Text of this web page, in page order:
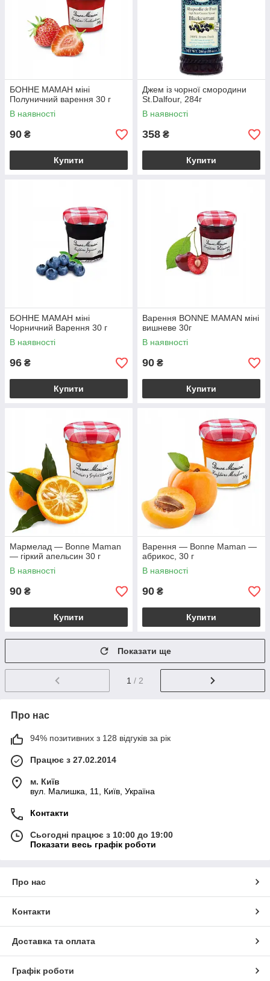
БОННЕ МАМАН міні
Полуничний варення 30 г
В наявності
90 ₴
Купити
Джем із чорної смородини
St.Dalfour, 284г
В наявності
358 ₴
Купити
БОННЕ МАМАН міні
Чорничний Варення 30 г
В наявності
96 ₴
Купити
Варення BONNE MAMAN міні
вишневе 30г
В наявності
90 ₴
Купити
Мармелад — Bonne Maman
— гіркий апельсин 30 г
В наявності
90 ₴
Купити
Варення — Bonne Maman —
абрикос, 30 г
В наявності
90 ₴
Купити
Показати ще
1 / 2
Про нас
94% позитивних з 128 відгуків за рік
Працює з 27.02.2014
м. Київ
вул. Малишка, 11, Київ, Україна
Контакти
Сьогодні працює з 10:00 до 19:00
Показати весь графік роботи
Про нас
Контакти
Доставка та оплата
Графік роботи